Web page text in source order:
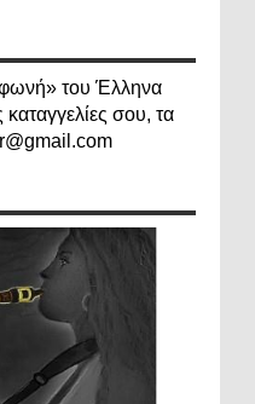
του Έλληνα
καταγγελίες σου, τα